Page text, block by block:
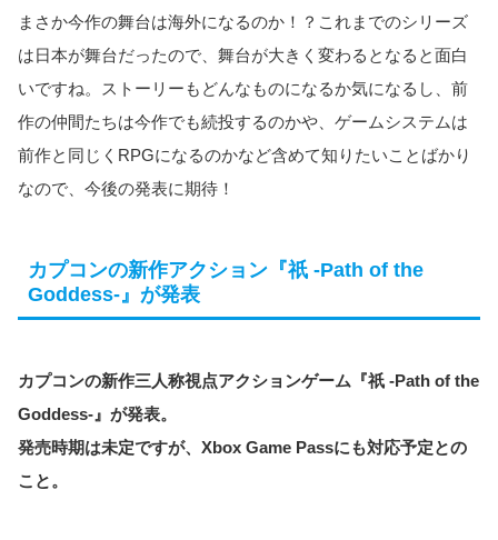
まさか今作の舞台は海外になるのか！？これまでのシリーズ
は日本が舞台だったので、舞台が大きく変わるとなると面白
いですね。ストーリーもどんなものになるか気になるし、前
作の仲間たちは今作でも続投するのかや、ゲームシステムは
前作と同じくRPGになるのかなど含めて知りたいことばかり
なので、今後の発表に期待！
カプコンの新作アクション『祇 -Path of the
Goddess-』が発表
カプコンの新作三人称視点アクションゲーム『祇 -Path of the
Goddess-』が発表。
発売時期は未定ですが、Xbox Game Passにも対応予定との
こと。